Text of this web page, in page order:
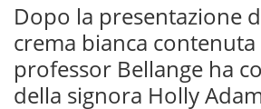
Dopo la presentazione
crema bianca
professor Bellange ha
della signora Holly